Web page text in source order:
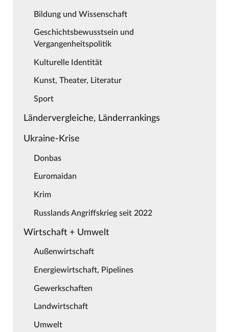
Bildung und Wissenschaft
Geschichtsbewusstsein und
Vergangenheitspolitik
Kulturelle Identität
Kunst, Theater, Literatur
Sport
Ländervergleiche, Länderrankings
Ukraine-Krise
Donbas
Euromaidan
Krim
Russlands Angriffskrieg seit 2022
Wirtschaft + Umwelt
Außenwirtschaft
Energiewirtschaft, Pipelines
Gewerkschaften
Landwirtschaft
Umwelt